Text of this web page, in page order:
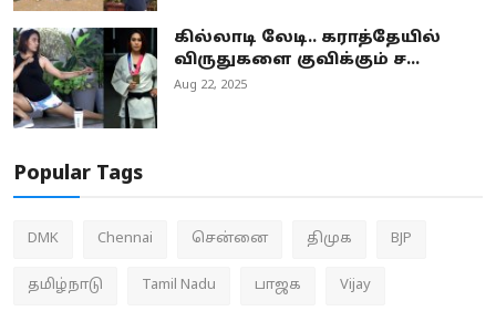
கில்லாடி லேடி.. கராத்தேயில்
விருதுகளை குவிக்கும் ச...
Aug 22, 2025
Popular Tags
DMK Chennai சென்னை திமுக BJP
தமிழ்நாடு Tamil Nadu பாஜக Vijay